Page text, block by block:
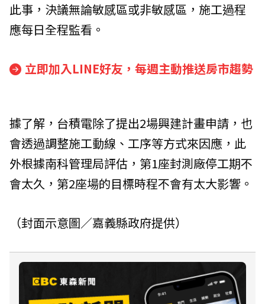
此事，決議無論敏感區或非敏感區，施工過程
應每日全程監看。
立即加入LINE好友，每週主動推送房市趨勢
據了解，台積電除了提出2場興建計畫申請，也
會透過調整施工動線、工序等方式來因應，此
外根據南科管理局評估，第1座封測廠停工期不
會太久，第2座場的目標時程不會有太大影響。
（封面示意圖／嘉義縣政府提供）